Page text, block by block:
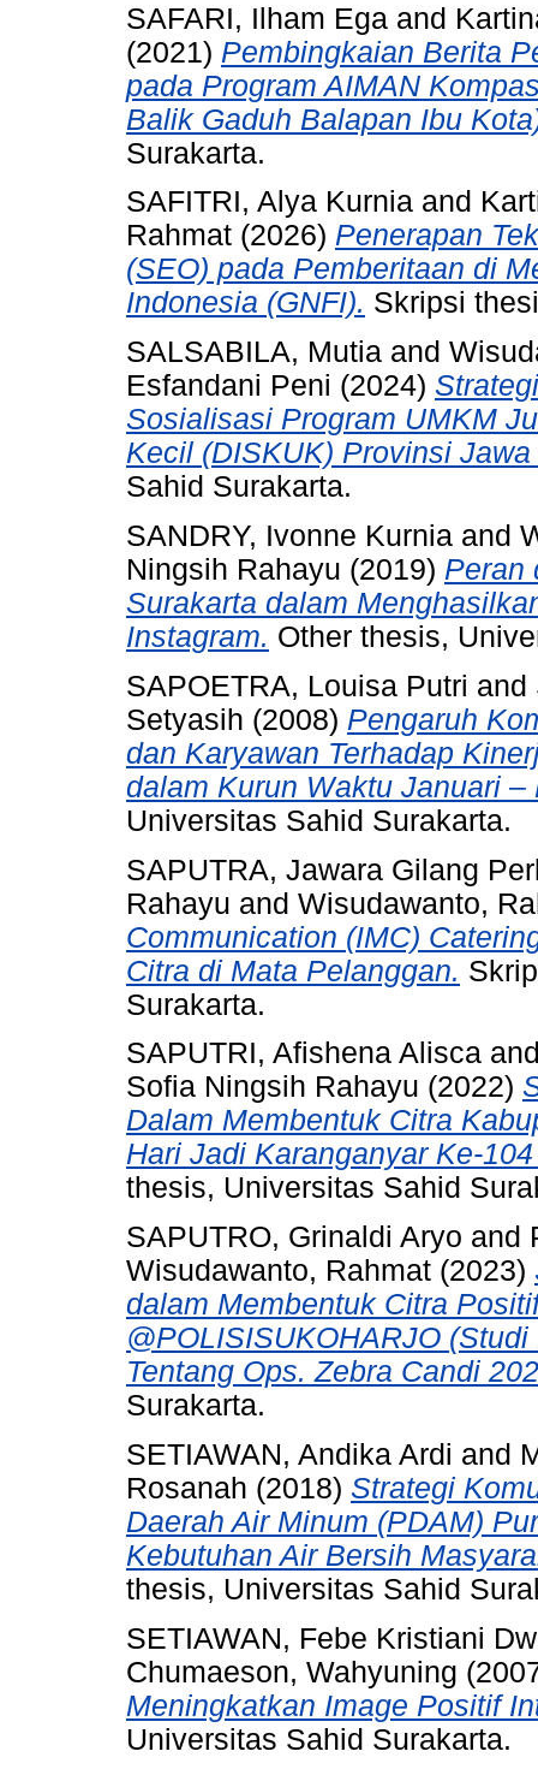
SAFARI, Ilham Ega and
(2021) Pembingkaian Berita
pada Program AIMAN
Balik Gaduh Balapan Ibu
Surakarta.
SAFITRI, Alya Kurnia and
Rahmat (2026) Penerapan
(SEO) pada Pemberitaan di
Indonesia (GNFI). Skripsi
SALSABILA, Mutia and
Esfandani Peni (2024)
Sosialisasi Program UMKM
Kecil (DISKUK) Provinsi Jawa
Sahid Surakarta.
SANDRY, Ivonne Kurnia and
Ningsih Rahayu (2019) Peran
Surakarta dalam
Instagram. Other thesis,
SAPOETRA, Louisa Putri and
Setyasih (2008) Pengaruh
dan Karyawan Terhadap
dalam Kurun Waktu Januari –
Universitas Sahid Surakarta.
SAPUTRA, Jawara Gilang
Rahayu and Wisudawanto,
Communication (IMC)
Citra di Mata Pelanggan.
Surakarta.
SAPUTRI, Afishena Alisca
Sofia Ningsih Rahayu (2022)
Dalam Membentuk Citra
Hari Jadi Karanganyar Ke-
thesis, Universitas Sahid
SAPUTRO, Grinaldi Aryo and
Wisudawanto, Rahmat (2023)
dalam Membentuk Citra
@POLISISUKOHARJO
Tentang Ops. Zebra Candi
Surakarta.
SETIAWAN, Andika Ardi and
Rosanah (2018) Strategi
Daerah Air Minum (PDAM)
Kebutuhan Air Bersih
thesis, Universitas Sahid
SETIAWAN, Febe Kristiani
Chumaeson, Wahyuning
Meningkatkan Image Positif
Universitas Sahid Surakarta.